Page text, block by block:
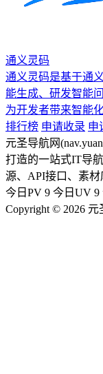
通义灵码
通义灵码是基于通
能生成、研发智能
为开发者带来智能
排行榜 申请收录 申
元圣导航网
打造的一站式IT导
源、API接口、素材
今日PV 9 今日UV 9
Copyright © 2026